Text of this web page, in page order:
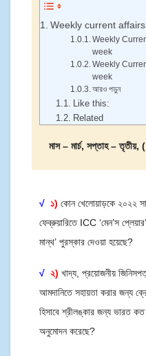
Weekly current
Weekly
week
Weekly
week
আরও পড়ুন
Like this:
Related
মাস – মার্চ, সপ্তাহ –
√ ১) কোন খেলোয়াড়কে ২০২২
ফেব্রুয়ারিতে ICC ‘মেন’স
মান্থ’ পুরস্কার দেওয়া হয়েছে?
√ ২) খাদ্য, প্রয়োজনীয়
আমদানিতে সহায়তা করার জন্য
হিসাবে শ্রীলঙ্কার জন্য ভারত কত
অনুমোদন করেছে?